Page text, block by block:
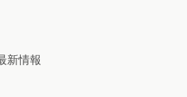
新情報